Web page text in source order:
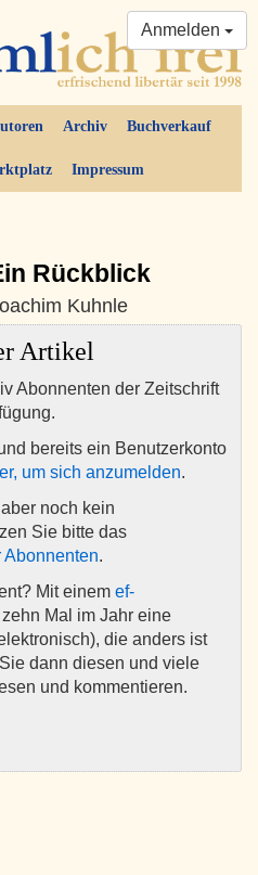
Archiv Buchverkauf
Impressum
Anmelden
Rückblick
Kuhnle
Artikel
Abonnenten der Zeitschrift
bereits ein Benutzerkonto
um sich anzumelden.
noch kein
Sie bitte das
Abonnenten.
Mit einem ef-
Mal im Jahr eine
die anders ist
dann diesen und viele
und kommentieren.